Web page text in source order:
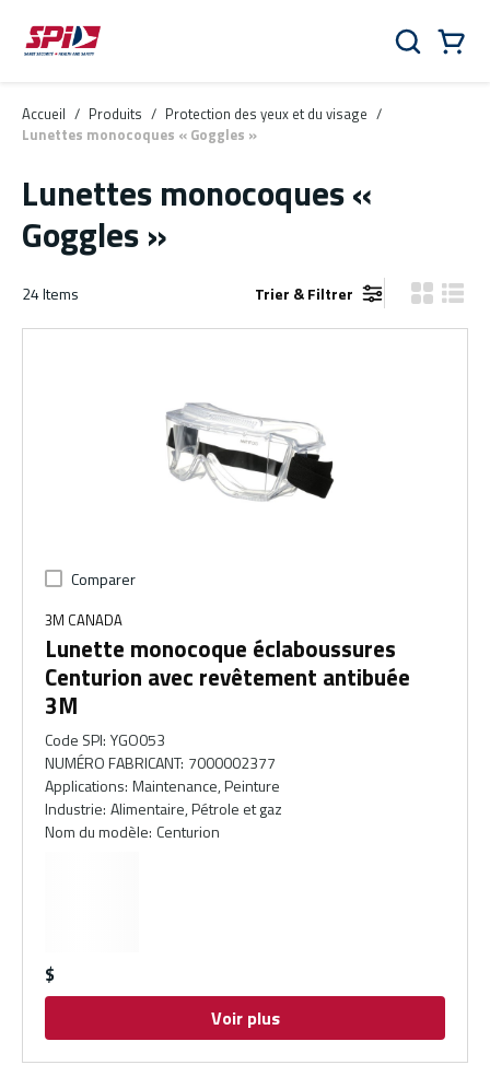
Aller au contenu principal
Skip to menu
Skip to footer
Rechercher
Accueil / Produits / Protection des yeux et du visage /
Lunettes monocoques « Goggles »
Lunettes monocoques «
Goggles »
24Items Trier & Filtrer Vue grille
Vue
Comparer
3M CANADA
Lunette monocoque éclaboussures
Centurion avec revêtement antibuée
3M
Code SPI: YGO053
NUMÉRO FABRICANT: 7000002377
Applications: Maintenance, Peinture
Industrie: Alimentaire, Pétrole et gaz
Nom du modèle: Centurion
$
Voir plus